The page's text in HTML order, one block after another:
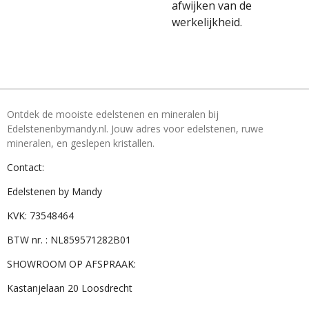
afwijken van de
werkelijkheid.
Ontdek de mooiste edelstenen en mineralen bij
Edelstenenbymandy.nl. Jouw adres voor edelstenen, ruwe
mineralen, en geslepen kristallen.
Contact:
Edelstenen by Mandy
KVK: 73548464
BTW nr. : NL859571282B01
SHOWROOM OP AFSPRAAK:
Kastanjelaan 20 Loosdrecht